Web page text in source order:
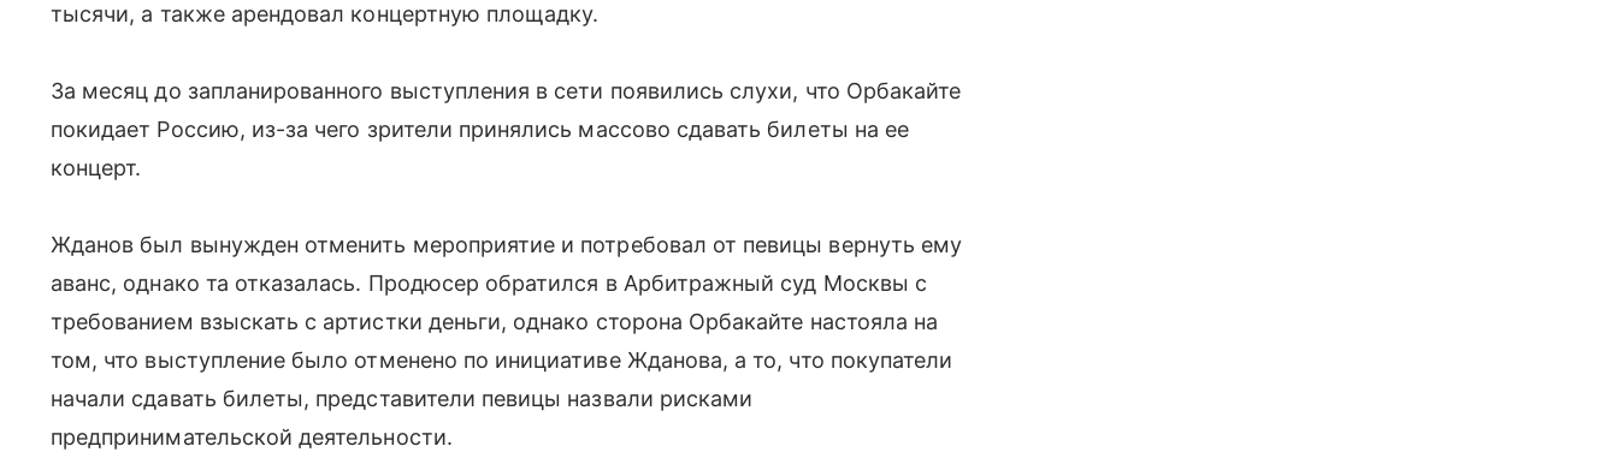
тысячи, а также арендовал концертную площадку.
За месяц до запланированного выступления в сети появились слухи, что Орбакайте
покидает Россию, из-за чего зрители принялись массово сдавать билеты на ее
концерт.
Жданов был вынужден отменить мероприятие и потребовал от певицы вернуть ему
аванс, однако та отказалась. Продюсер обратился в Арбитражный суд Москвы с
требованием взыскать с артистки деньги, однако сторона Орбакайте настояла на
том, что выступление было отменено по инициативе Жданова, а то, что покупатели
начали сдавать билеты, представители певицы назвали рисками
предпринимательской деятельности.